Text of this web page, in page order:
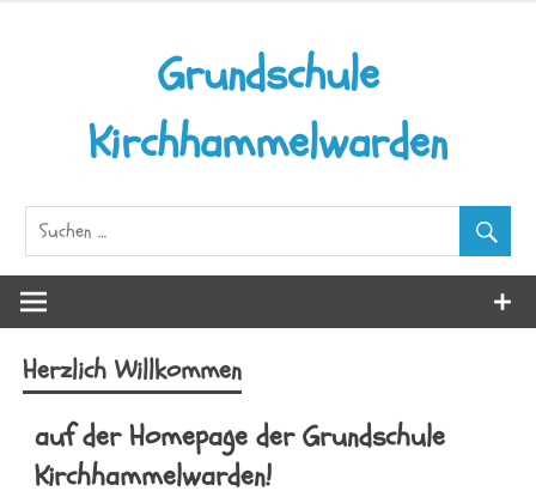
Grundschule
Kirchhammelwarden
Herzlich Willkommen
auf der Homepage der Grundschule
Kirchhammelwarden!